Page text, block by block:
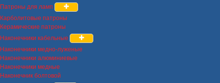
Патроны для ламп
Карболитовые патроны
Керамические патроны
Наконечники кабельные
Наконечники медно-луженые
Наконечники алюминиевые
Наконечники медные
Наконечник болтовой